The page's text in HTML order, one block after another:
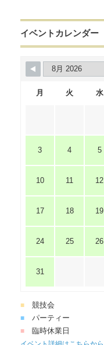
イベントカレンダー
月 火 水
3 4 5
10 11 12
17 18 19
24 25 26
31
■ 競技会
■ パーティー
■ 臨時休業日